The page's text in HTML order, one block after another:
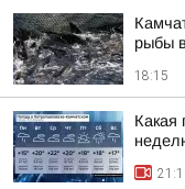
рыбы
18:15
Какая